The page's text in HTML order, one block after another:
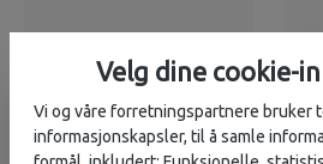
Velg dine cookie-
Vi og våre forretningspartnere bruker
informasjonskapsler, til å samle